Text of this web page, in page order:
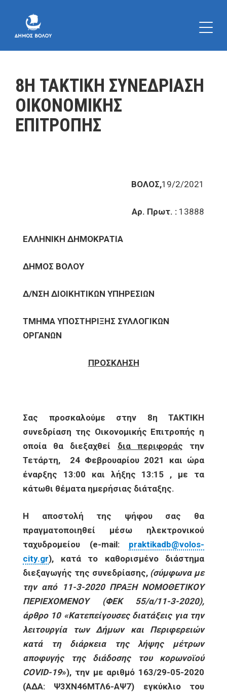
8Η ΤΑΚΤΙΚΗ ΣΥΝΕΔΡΙΑΣΗ
ΟΙΚΟΝΟΜΙΚΗΣ
ΕΠΙΤΡΟΠΗΣ
ΒΟΛΟΣ,19/2/2021
Αρ. Πρωτ. : 13888
ΕΛΛΗΝΙΚΗ ΔΗΜΟΚΡΑΤΙΑ
ΔΗΜΟΣ ΒΟΛΟΥ
Δ/ΝΣΗ ΔΙΟΙΚΗΤΙΚΩΝ ΥΠΗΡΕΣΙΩΝ
ΤΜΗΜΑ ΥΠΟΣΤΗΡΙΞΗΣ ΣΥΛΛΟΓΙΚΩΝ
ΟΡΓΑΝΩΝ
ΠΡΟΣΚΛΗΣΗ
Σας προσκαλούμε στην 8η ΤΑΚΤΙΚΗ
συνεδρίαση της Οικονομικής Επιτροπής η
οποία θα διεξαχθεί δια περιφοράς την
Τετάρτη,
24 Φεβρουαρίου 2021 και ώρα
έναρξης 13:00 και λήξης 13:15 , με τα
κάτωθι θέματα ημερήσιας διάταξης.
Η αποστολή της ψήφου σας θα
πραγματοποιηθεί μέσω ηλεκτρονικού
ταχυδρομείου (e-mail: praktikadb@volos-
city.gr), κατά το καθορισμένο διάστημα
διεξαγωγής της συνεδρίασης, (σύμφωνα με
την από 11-3-2020 ΠΡΑΞΗ ΝΟΜΟΘΕΤΙΚΟΥ
ΠΕΡΙΕΧΟΜΕΝΟΥ (ΦΕΚ 55/α/11-3-2020),
άρθρο 10 «Κατεπείγουσες διατάξεις για την
λειτουργία των Δήμων και Περιφερειών
κατά τη διάρκεια της λήψης μέτρων
αποφυγής της διάδοσης του κορωνοϊού
COVID-19»), την με αριθμό 163/29-05-2020
(ΑΔΑ: Ψ3ΧΝ46ΜΤΛ6-ΑΨ7) εγκύκλιο του